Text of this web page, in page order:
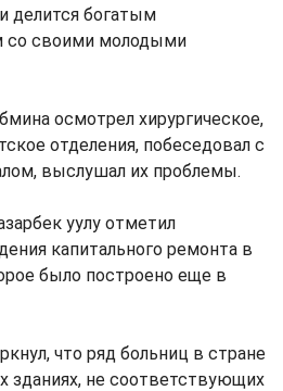
делится богатым
со своими молодыми
осмотрел хирургическое,
отделения, побеседовал с
выслушал их проблемы.
уулу отметил
капитального ремонта в
было построено еще в
что ряд больниц в стране
зданиях, не соответствующих